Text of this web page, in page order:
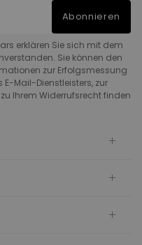
Abonnieren
erklären Sie sich mit dem
Sie können den
zur Erfolgsmessung
E-Mail-Dienstleisters, zur
Ihrem Widerrufsrecht finden